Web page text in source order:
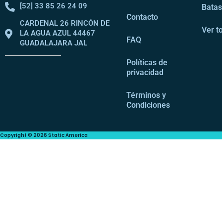
[52] 33 85 26 24 09
CARDENAL 26 RINCÓN DE
LA AGUA AZUL 44467
GUADALAJARA JAL
Contacto
FAQ
Políticas de
privacidad
Términos y
Condiciones
Batas
Ver
Copyright © 2026 Static America